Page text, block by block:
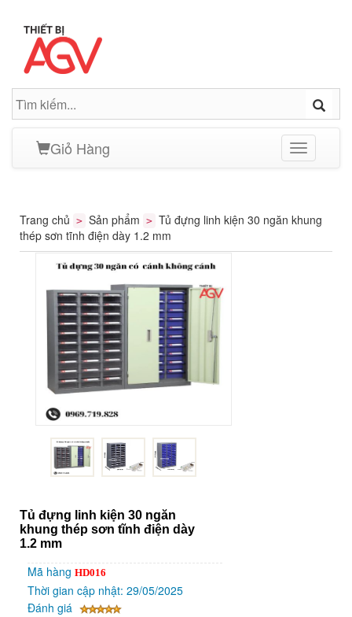
Toggle
navigation
Giỏ Hàng
Trang chủ > Sản phẩm > Tủ đựng linh kiện 30 ngăn khung
thép sơn tĩnh điện dày 1.2 mm
Tủ đựng linh kiện 30 ngăn
khung thép sơn tĩnh điện dày
1.2 mm
Mã hàngHD016
Thời gian cập nhật: 29/05/2025
Đánh giá